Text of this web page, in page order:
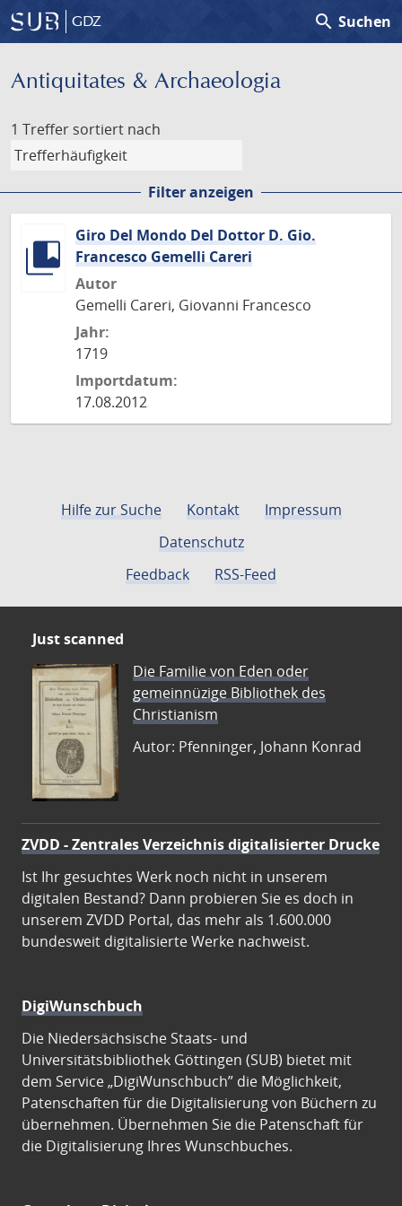
GDZ search Suchen
Antiquitates & Archaeologia
1 Treffer sortiert nach
Filter anzeigen
Giro Del Mondo Del Dottor D. Gio.
Francesco Gemelli Careri
Autor
Gemelli Careri, Giovanni Francesco
Jahr:
1719
Importdatum:
17.08.2012
Hilfe zur Suche Kontakt
Impressum
Datenschutz
Feedback
RSS-Feed
Just scanned
Die Familie von Eden oder
gemeinnüzige Bibliothek des
Christianism
Autor: Pfenninger, Johann Konrad
ZVDD - Zentrales Verzeichnis digitalisierter Drucke
Ist Ihr gesuchtes Werk noch nicht in unserem
digitalen Bestand? Dann probieren Sie es doch in
unserem ZVDD Portal, das mehr als 1.600.000
bundesweit digitalisierte Werke nachweist.
DigiWunschbuch
Die Niedersächsische Staats- und
Universitätsbibliothek Göttingen (SUB) bietet mit
dem Service „DigiWunschbuch” die Möglichkeit,
Patenschaften für die Digitalisierung von Büchern zu
übernehmen. Übernehmen Sie die Patenschaft für
die Digitalisierung Ihres Wunschbuches.